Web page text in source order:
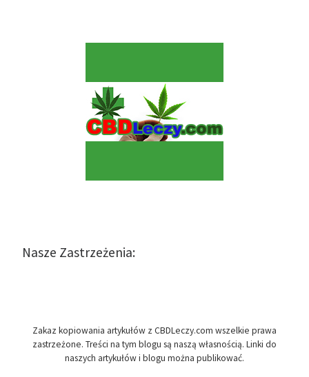
Nasze Zastrzeżenia:
Zakaz kopiowania artykułów z CBDLeczy.com wszelkie prawa
zastrzeżone. Treści na tym blogu są naszą własnością. Linki do
naszych artykułów i blogu można publikować.